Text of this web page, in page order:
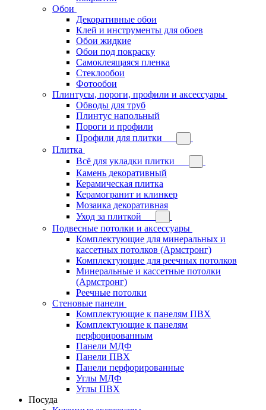
Обои
Декоративные обои
Клей и инструменты для обоев
Обои жидкие
Обои под покраску
Самоклеящаяся пленка
Стеклообои
Фотообои
Плинтусы, пороги, профили и аксессуары
Обводы для труб
Плинтус напольный
Пороги и профили
Профили для плитки
Плитка
Всё для укладки плитки
Камень декоративный
Керамическая плитка
Керамогранит и клинкер
Мозаика декоративная
Уход за плиткой
Подвесные потолки и аксессуары
Комплектующие для минеральных и
кассетных потолков (Армстронг)
Комплектующие для реечных потолков
Минеральные и кассетные потолки
(Армстронг)
Реечные потолки
Стеновые панели
Комплектующие к панелям ПВХ
Комплектующие к панелям
перфорированным
Панели МДФ
Панели ПВХ
Панели перфорированные
Углы МДФ
Углы ПВХ
Посуда